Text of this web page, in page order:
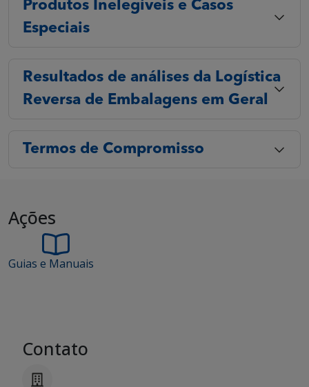
Produtos Inelegíveis e Casos
Especiais
Resultados de análises da Logística
Reversa de Embalagens em Geral
Termos de Compromisso
Ações
Guias e Manuais
Contato